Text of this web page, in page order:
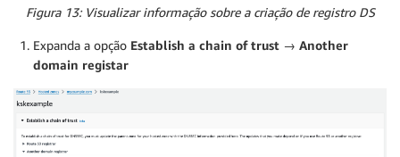
Figura 13: Visualizar informação sobre a criação de registro DS
Expanda a opção Establish a chain of trust → Another
domain registar